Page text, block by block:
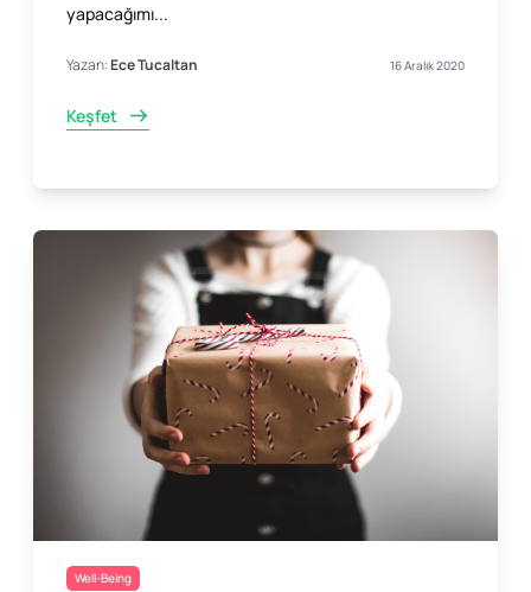
yapacağımı...
Yazan:Ece Tucaltan 16 Aralık 2020
Keşfet
Well-Being